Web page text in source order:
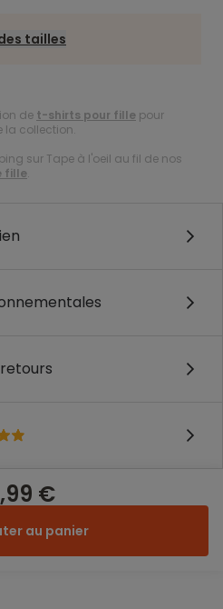
tailles
de t-shirts pour fille pour
la collection.
sur Tape à l'oeil au fil de nos
fille.
€
au panier